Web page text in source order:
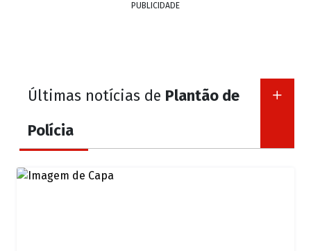
PUBLICIDADE
Últimas notícias de Plantão de
Polícia